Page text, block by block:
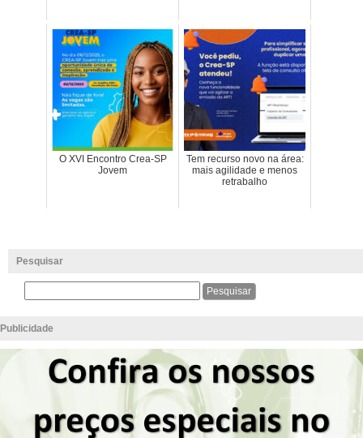
O XVI Encontro Crea-SP
Jovem
Tem recurso novo na área:
mais agilidade e menos
retrabalho
Pesquisar
Publicidade